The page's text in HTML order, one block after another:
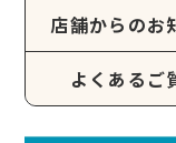
店舗からのお
よくあるご